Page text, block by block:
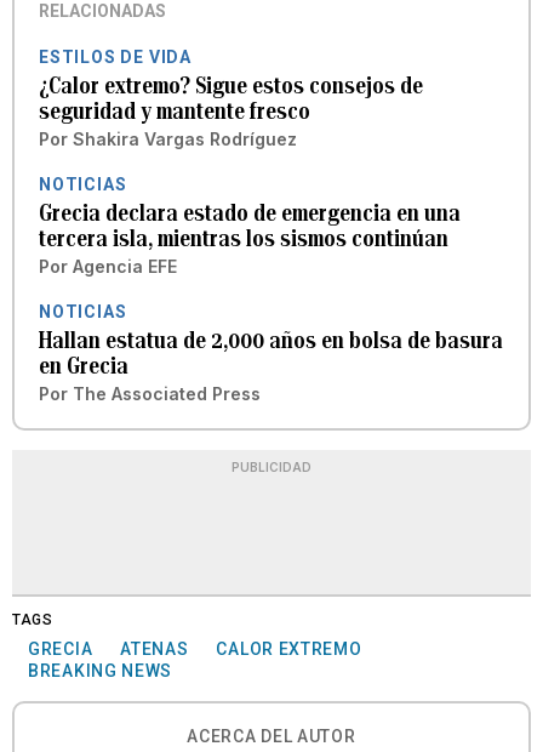
RELACIONADAS
ESTILOS DE VIDA
¿Calor extremo? Sigue estos consejos de
seguridad y mantente fresco
Por Shakira Vargas Rodríguez
NOTICIAS
Grecia declara estado de emergencia en una
tercera isla, mientras los sismos continúan
Por Agencia EFE
NOTICIAS
Hallan estatua de 2,000 años en bolsa de basura
en Grecia
Por The Associated Press
PUBLICIDAD
TAGS
GRECIA ATENAS
CALOR EXTREMO
BREAKING NEWS
ACERCA DEL AUTOR